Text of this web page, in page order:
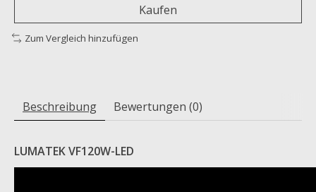
Kaufen
Zum Vergleich hinzufügen
Beschreibung Bewertungen (0)
LUMATEK VF120W-LED